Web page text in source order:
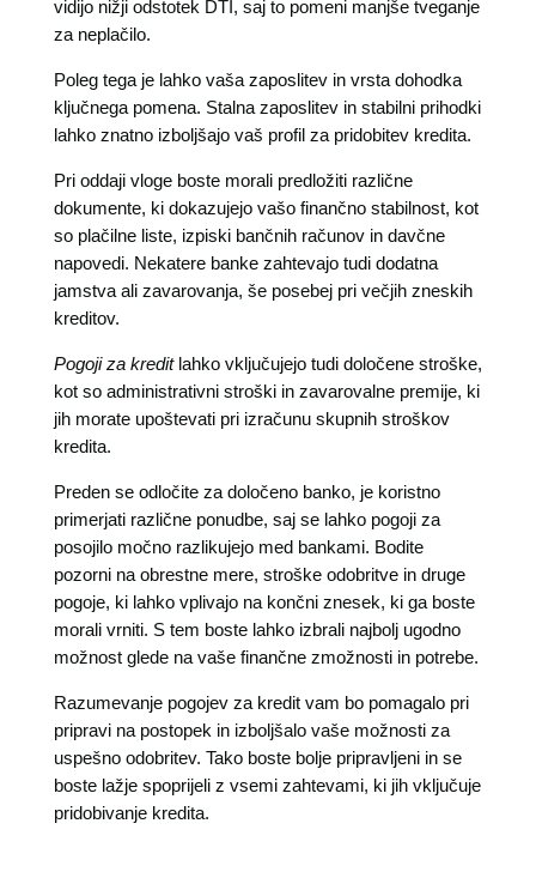
vidijo nižji odstotek DTI, saj to pomeni manjše tveganje
za neplačilo.
Poleg tega je lahko vaša zaposlitev in vrsta dohodka
ključnega pomena. Stalna zaposlitev in stabilni prihodki
lahko znatno izboljšajo vaš profil za pridobitev kredita.
Pri oddaji vloge boste morali predložiti različne
dokumente, ki dokazujejo vašo finančno stabilnost, kot
so plačilne liste, izpiski bančnih računov in davčne
napovedi. Nekatere banke zahtevajo tudi dodatna
jamstva ali zavarovanja, še posebej pri večjih zneskih
kreditov.
Pogoji za kreditlahko vključujejo tudi določene stroške,
kot so administrativni stroški in zavarovalne premije, ki
jih morate upoštevati pri izračunu skupnih stroškov
kredita.
Preden se odločite za določeno banko, je koristno
primerjati različne ponudbe, saj se lahko pogoji za
posojilo močno razlikujejo med bankami. Bodite
pozorni na obrestne mere, stroške odobritve in druge
pogoje, ki lahko vplivajo na končni znesek, ki ga boste
morali vrniti. S tem boste lahko izbrali najbolj ugodno
možnost glede na vaše finančne zmožnosti in potrebe.
Razumevanje pogojev za kredit vam bo pomagalo pri
pripravi na postopek in izboljšalo vaše možnosti za
uspešno odobritev. Tako boste bolje pripravljeni in se
boste lažje spoprijeli z vsemi zahtevami, ki jih vključuje
pridobivanje kredita.